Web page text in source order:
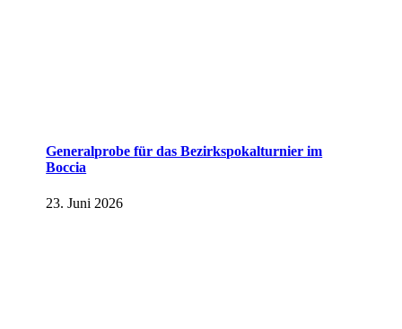
Generalprobe für das Bezirkspokalturnier im
Boccia
23. Juni 2026